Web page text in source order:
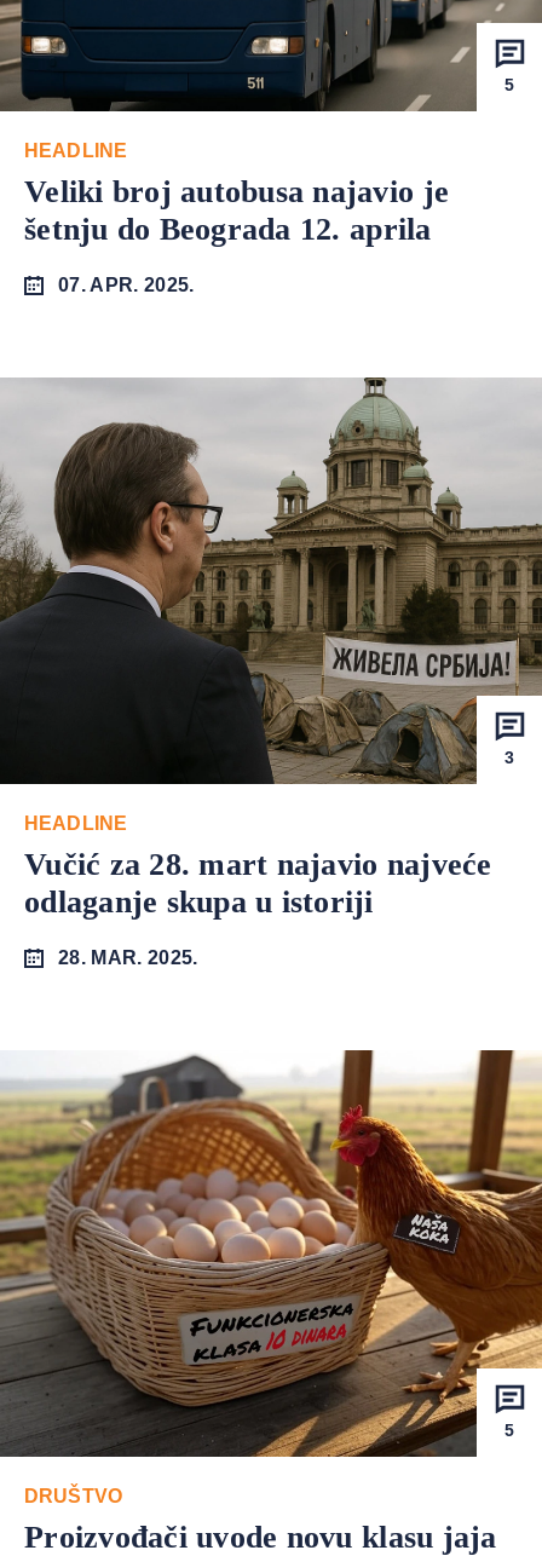
5
HEADLINE
Veliki broj autobusa najavio je
šetnju do Beograda 12. aprila
07. APR. 2025.
3
HEADLINE
Vučić za 28. mart najavio najveće
odlaganje skupa u istoriji
28. MAR. 2025.
5
DRUŠTVO
Proizvođači uvode novu klasu jaja